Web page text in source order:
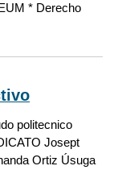
* Derecho
politecnico
Josept
Ortiz Úsuga